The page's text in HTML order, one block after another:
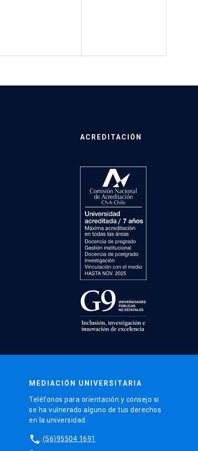
ACREDITACIÓN
MEDIACIÓN UNIVERSITARIA
Teléfonos para orientación y consejo si
se ha vulnerado alguno de tus derechos
en la universidad.
phone (56)95504 1691